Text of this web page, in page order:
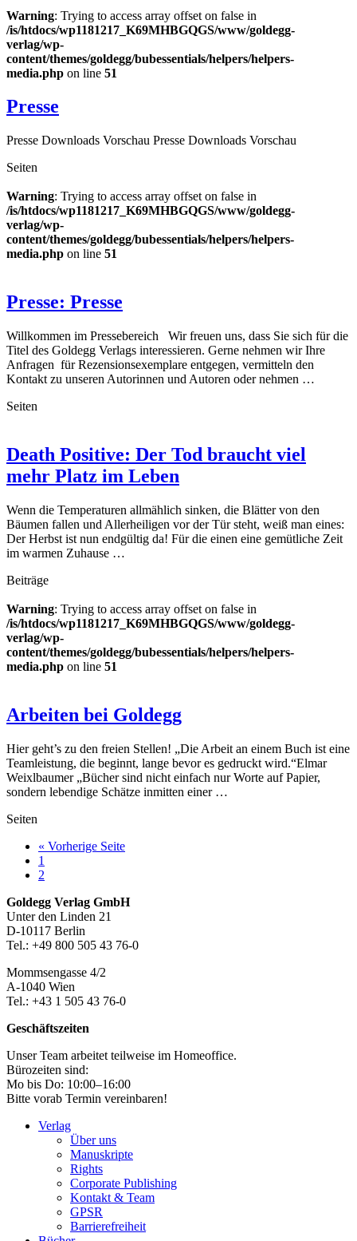
Warning: Trying to access array offset on false in
/is/htdocs/wp1181217_K69MHBGQGS/www/goldegg-
verlag/wp-
content/themes/goldegg/bubessentials/helpers/helpers-
media.php on line 51
Presse
Presse Downloads Vorschau Presse Downloads Vorschau
Seiten
Warning: Trying to access array offset on false in
/is/htdocs/wp1181217_K69MHBGQGS/www/goldegg-
verlag/wp-
content/themes/goldegg/bubessentials/helpers/helpers-
media.php on line 51
Presse: Presse
Willkommen im Pressebereich Wir freuen uns, dass Sie sich für die
Titel des Goldegg Verlags interessieren. Gerne nehmen wir Ihre
Anfragen für Rezensionsexemplare entgegen, vermitteln den
Kontakt zu unseren Autorinnen und Autoren oder nehmen …
Seiten
Death Positive: Der Tod braucht viel
mehr Platz im Leben
Wenn die Temperaturen allmählich sinken, die Blätter von den
Bäumen fallen und Allerheiligen vor der Tür steht, weiß man eines:
Der Herbst ist nun endgültig da! Für die einen eine gemütliche Zeit
im warmen Zuhause …
Beiträge
Warning: Trying to access array offset on false in
/is/htdocs/wp1181217_K69MHBGQGS/www/goldegg-
verlag/wp-
content/themes/goldegg/bubessentials/helpers/helpers-
media.php on line 51
Arbeiten bei Goldegg
Hier geht’s zu den freien Stellen! „Die Arbeit an einem Buch ist eine
Teamleistung, die beginnt, lange bevor es gedruckt wird.“Elmar
Weixlbaumer „Bücher sind nicht einfach nur Worte auf Papier,
sondern lebendige Schätze inmitten einer …
Seiten
« Vorherige Seiteaufrufen
Seite
1
Seite
2
Footer-
Section
Goldegg Verlag GmbH
Unter den Linden 21
D-10117 Berlin
Tel.: +49 800 505 43 76-0
Mommsengasse 4/2
A-1040 Wien
Tel.: +43 1 505 43 76-0
Geschäftszeiten
Unser Team arbeitet teilweise im Homeoffice.
Bürozeiten sind:
Mo bis Do: 10:00–16:00
Bitte vorab Termin vereinbaren!
Verlag
Über uns
Manuskripte
Rights
Corporate Publishing
Kontakt & Team
GPSR
Barrierefreiheit